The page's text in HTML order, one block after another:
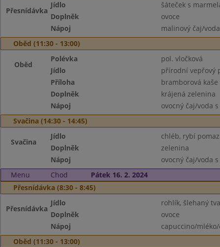
Přesnídávka
Jídlo
šáteček s
Doplněk
ovoce
Nápoj
malinový čaj/
Oběd (11:30 - 13:00)
Oběd
Polévka
pol. vločková
Jídlo
přírodní vepřový
Příloha
bramborová kaše
Doplněk
krájená zelenina
Nápoj
ovocný čaj/voda
Svačina (14:30 - 14:45)
Svačina
Jídlo
chléb, rybí
Doplněk
zelenina
Nápoj
ovocný čaj/voda
Menu
Chod
Pátek 16. 2. 2024
Přesnídávka (8:30 - 8:45)
Přesnídávka
Jídlo
rohlík, šlehaný
Doplněk
ovoce
Nápoj
capuccino/
Oběd (11:30 - 13:00)